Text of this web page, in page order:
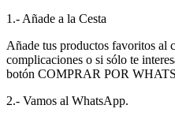
1.- Añade a la Cesta
Añade tus productos favoritos al
complicaciones o si sólo te
botón COMPRAR POR
2.- Vamos al WhatsApp.